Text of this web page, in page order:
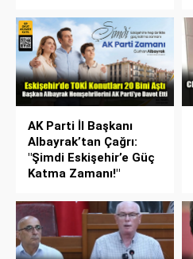
AK Parti İl Başkanı
Albayrak’tan Çağrı:
"Şimdi Eskişehir’e Güç
Katma Zamanı!"